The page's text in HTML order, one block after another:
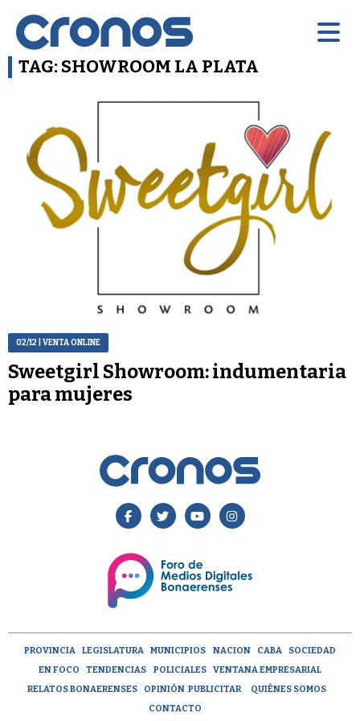
TAG: SHOWROOM LA PLATA
02/12 | VENTA ONLINE
Sweetgirl Showroom: indumentaria
para mujeres
PROVINCIA LEGISLATURA MUNICIPIOS NACION CABA
SOCIEDAD
EN FOCO
TENDENCIAS POLICIALES
VENTANA EMPRESARIAL
RELATOS BONAERENSES
OPINIÓN PUBLICITAR
QUIÉNES SOMOS
CONTACTO